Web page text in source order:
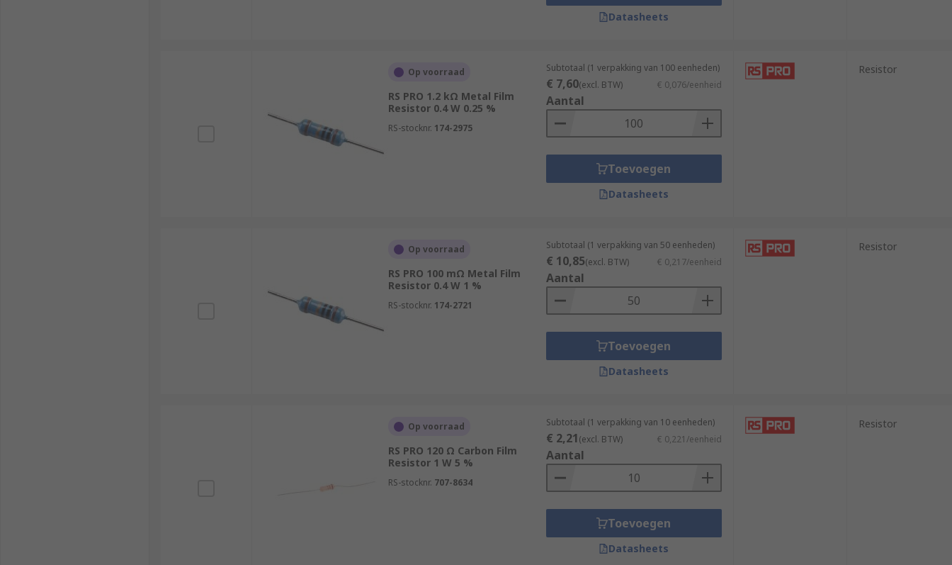
Datasheets
Op voorraad
RS PRO 1.2 kΩ Metal Film
Resistor 0.4 W 0.25 %
RS-stocknr. 174-2975
Subtotaal (1 verpakking van 100 eenheden)
€ 7,60(excl. BTW) € 0,076/eenheid
Aantal
Toevoegen
Datasheets
Resistor
Op voorraad
RS PRO 100 mΩ Metal Film
Resistor 0.4 W 1 %
RS-stocknr. 174-2721
Subtotaal (1 verpakking van 50 eenheden)
€ 10,85(excl. BTW) € 0,217/eenheid
Aantal
Toevoegen
Datasheets
Resistor
Op voorraad
RS PRO 120 Ω Carbon Film
Resistor 1 W 5 %
RS-stocknr. 707-8634
Subtotaal (1 verpakking van 10 eenheden)
€ 2,21(excl. BTW) € 0,221/eenheid
Aantal
Toevoegen
Datasheets
Resistor